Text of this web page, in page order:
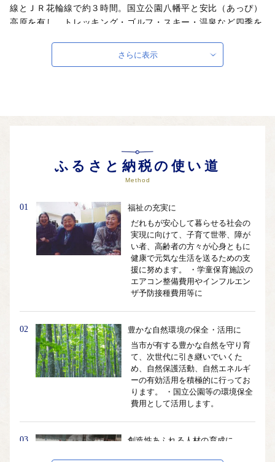
線とＪＲ花輪線で約３時間。国立公園八幡平と安比（あっぴ）
高原を有し、トレッキング・ゴルフ・スキー・温泉など四季を
返礼品の集荷・梱包作業を市内の元気なシルバーと就労継続支
援Ｂ型事業所の方々にお願いしています。ふるさと納税の貴重
さらに表示
ふるさと納税の使い道
Method
01
福祉の充実に
だれもが安心して暮らせる社会の
実現に向けて、子育て世帯、障が
い者、高齢者の方々が心身ともに
健康で元気な生活を送るための支
援に努めます。 ・学童保育施設の
エアコン整備費用やインフルエン
ザ予防接種費用等に
02
豊かな自然環境の保全・活用に
当市が有する豊かな自然を守り育
て、次世代に引き継いでいくた
め、自然保護活動、自然エネルギ
ーの有効活用を積極的に行ってお
ります。 ・国立公園等の環境保全
費用として活用します。
03
創造性あふれる人材の育成に